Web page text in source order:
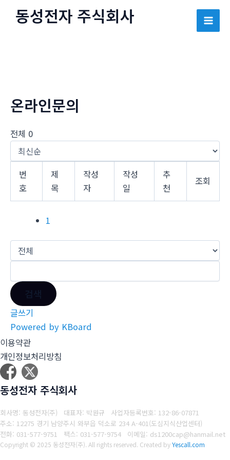
동성전자 주식회사
Main
온라인문의
전체 0
번
호
제
목
작성
자
작성
일
추
천
조회
1
글쓰기
Powered by KBoard
이용약관
개인정보처리방침
동성전자 주식회사
회사명: 동성전자(주) 대표자: 박원규 사업자등록번호: 132-86-07871
주소: 12275 경기 남양주시 와부읍 덕소로 234 A-401(도심지식산업센터)
전화: 031-577-9751
팩스: 031-577-9754 이메일: ds1200cap@hanmail.net
Copyright © 2025 동성전자(주). All rights reserved. Created byYescall.com